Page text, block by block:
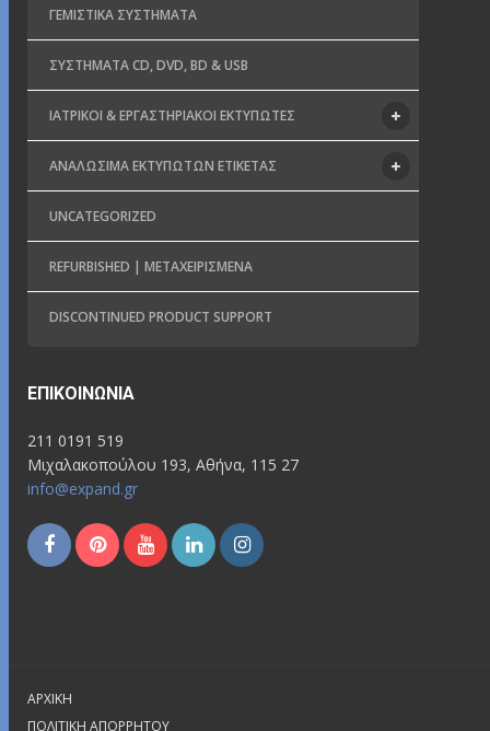
ΓΕΜΙΣΤΙΚΆ ΣΥΣΤΉΜΑΤΑ
ΣΥΣΤΉΜΑΤΑ CD, DVD, BD & USB
ΙΑΤΡΙΚΟΊ & ΕΡΓΑΣΤΗΡΙΑΚΟΊ ΕΚΤΥΠΩΤΈΣ
ΑΝΑΛΏΣΙΜΑ ΕΚΤΥΠΩΤΏΝ ΕΤΙΚΈΤΑΣ
UNCATEGORIZED
REFURBISHED | ΜΕΤΑΧΕΙΡΙΣΜΈΝΑ
DISCONTINUED PRODUCT SUPPORT
ΕΠΙΚΟΙΝΩΝΊΑ
211 0191 519
Μιχαλακοπούλου 193, Αθήνα, 115 27
info@expand.gr
ΑΡΧΙΚΉ
ΠΟΛΙΤΙΚΉ ΑΠΟΡΡΉΤΟΥ